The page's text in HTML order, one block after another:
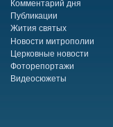
Комментарий дня
Публикации
Жития святых
Новости митрополии
Церковные новости
Фоторепортажи
Видеосюжеты